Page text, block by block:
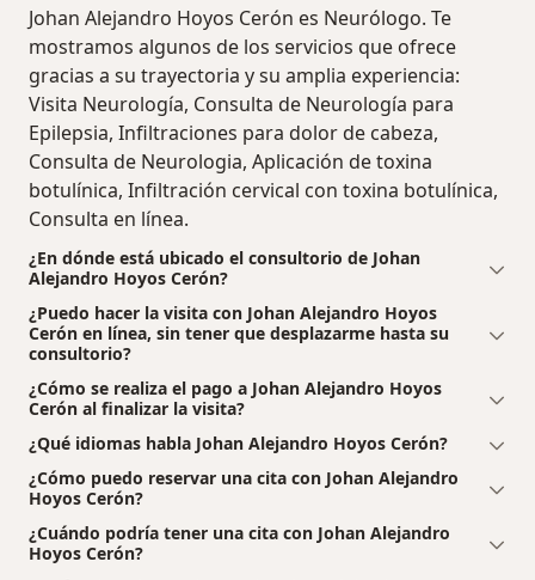
Johan Alejandro Hoyos Cerón es Neurólogo. Te
mostramos algunos de los servicios que ofrece
gracias a su trayectoria y su amplia experiencia:
Visita Neurología, Consulta de Neurología para
Epilepsia, Infiltraciones para dolor de cabeza,
Consulta de Neurologia, Aplicación de toxina
botulínica, Infiltración cervical con toxina botulínica,
Consulta en línea.
¿En dónde está ubicado el consultorio de Johan
Alejandro Hoyos Cerón?
¿Puedo hacer la visita con Johan Alejandro Hoyos
Cerón en línea, sin tener que desplazarme hasta su
consultorio?
¿Cómo se realiza el pago a Johan Alejandro Hoyos
Cerón al finalizar la visita?
¿Qué idiomas habla Johan Alejandro Hoyos Cerón?
¿Cómo puedo reservar una cita con Johan Alejandro
Hoyos Cerón?
¿Cuándo podría tener una cita con Johan Alejandro
Hoyos Cerón?